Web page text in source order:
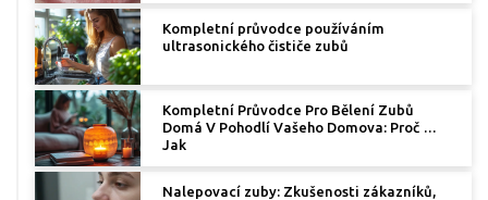
Kompletní průvodce používáním
ultrasonického čističe zubů
Kompletní Průvodce Pro Bělení Zubů
Domá V Pohodlí Vašeho Domova: Proč a
Jak
Nalepovací zuby: Zkušenosti zákazníků,